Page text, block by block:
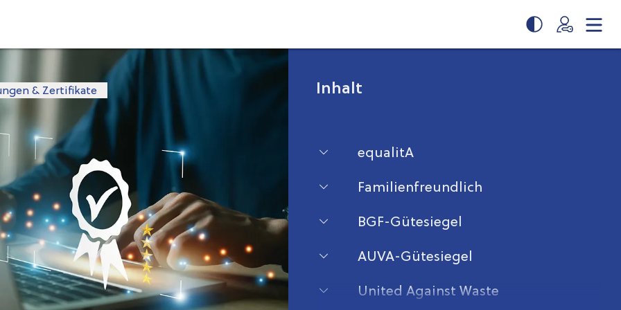
& Zertifikate Inhalt
equalitA
Familienfreundlich
BGF-Gütesiegel
AUVA-Gütesiegel
United Against Waste